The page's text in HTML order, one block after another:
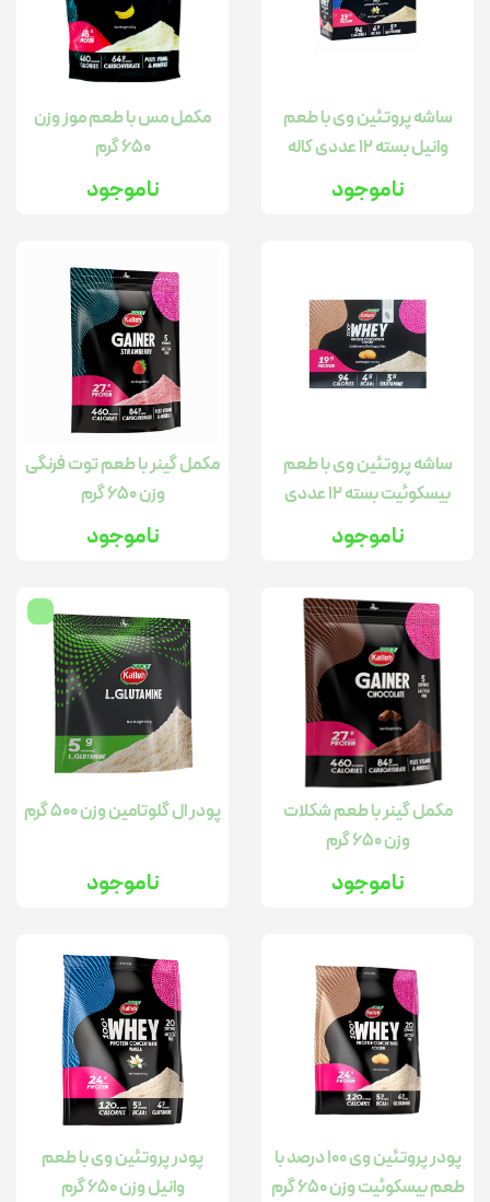
ساشه پروتئین وی با طعم
وانیل بسته 12 عددی کاله
ناموجود
مکمل مس با طعم موز وزن
650 گرم
ناموجود
ساشه پروتئین وی با طعم
بیسکوئیت بسته 12 عددی
ناموجود
مکمل گینر با طعم توت فرنگی
وزن 650 گرم
ناموجود
مکمل گینر با طعم شکلات
وزن 650 گرم
ناموجود
پودر ال گلوتامین وزن 500 گرم
ناموجود
پودر پروتئین وی 100 درصد با
طعم بیسکوئیت وزن 650 گرم
پودر پروتئین وی با طعم
وانیل وزن 650 گرم